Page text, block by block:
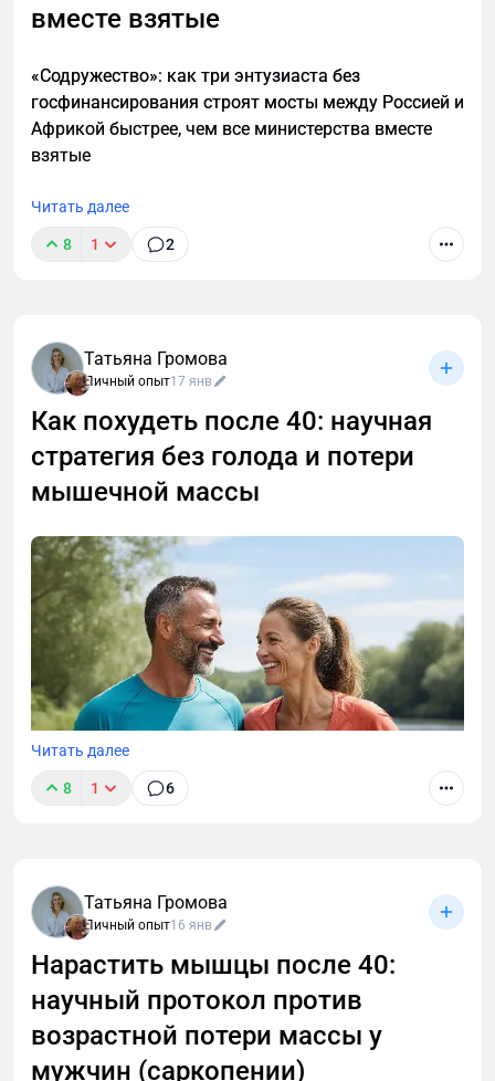
вместе взятые
«Содружество»: как три энтузиаста без
госфинансирования строят мосты между Россией и
Африкой быстрее, чем все министерства вместе
взятые
Читать далее
8 1 2
Татьяна Громова
Личный опыт17 янв
Как похудеть после 40: научная
стратегия без голода и потери
мышечной массы
После 40 вес не уходит, а диеты не работают?
Узнайте, как разогнать метаболизм заставить тело
сжигать жир. Научный протокол от фитнес-
Читать далее
8 1 6
Татьяна Громова
Личный опыт16 янв
Нарастить мышцы после 40:
научный протокол против
возрастной потери массы у
мужчин (саркопении)